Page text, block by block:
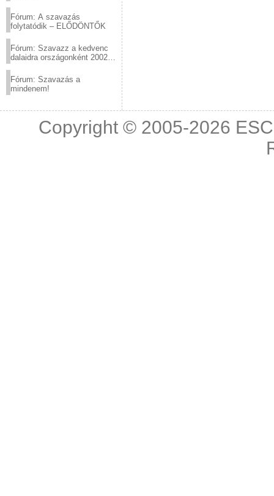
Fórum: A szavazás
folytatódik – ELŐDÖNTŐK
Fórum: Szavazz a kedvenc
dalaidra országonként 2002
Fórum: Szavazás a
mindenem!
Copyright © 2005-2026